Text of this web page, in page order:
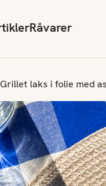
Råvarer
Grillet laks i folie med